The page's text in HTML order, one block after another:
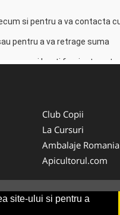
site-ului si pentru a
Club Copii
La Cursuri
Ambalaje Romania
Apicultorul.com